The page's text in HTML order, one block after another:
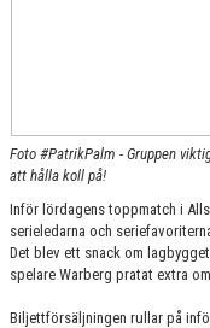
Foto #PatrikPalm - Gruppen
att hålla koll på!
Inför lördagens toppmatch i
serieledarna och
Det blev ett snack om
spelare Warberg pratat extra
Biljettförsäljningen rullar på